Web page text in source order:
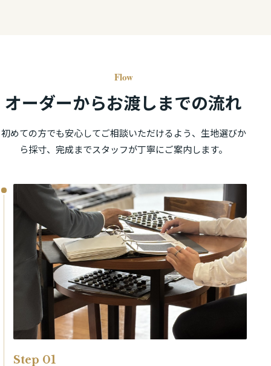
Flow
オーダーからお渡しまでの流れ
初めての方でも安心してご相談いただけるよう、生地選びか
ら採寸、完成までスタッフが丁寧にご案内します。
Step 01